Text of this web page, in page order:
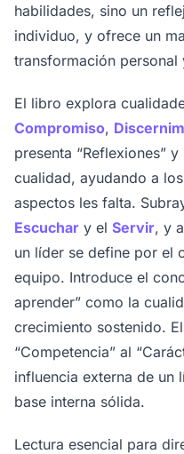
habilidades, sino un
individuo, y ofrece un
transformación
El libro explora
Compromiso,
presenta “Reflexiones”
cualidad, ayudando a
aspectos les falta.
Escuchar y el Servir, y
un líder se define por el
equipo. Introduce el
aprender” como la
crecimiento sostenido.
“Competencia” al
influencia externa de un
base interna sólida.
Lectura esencial para